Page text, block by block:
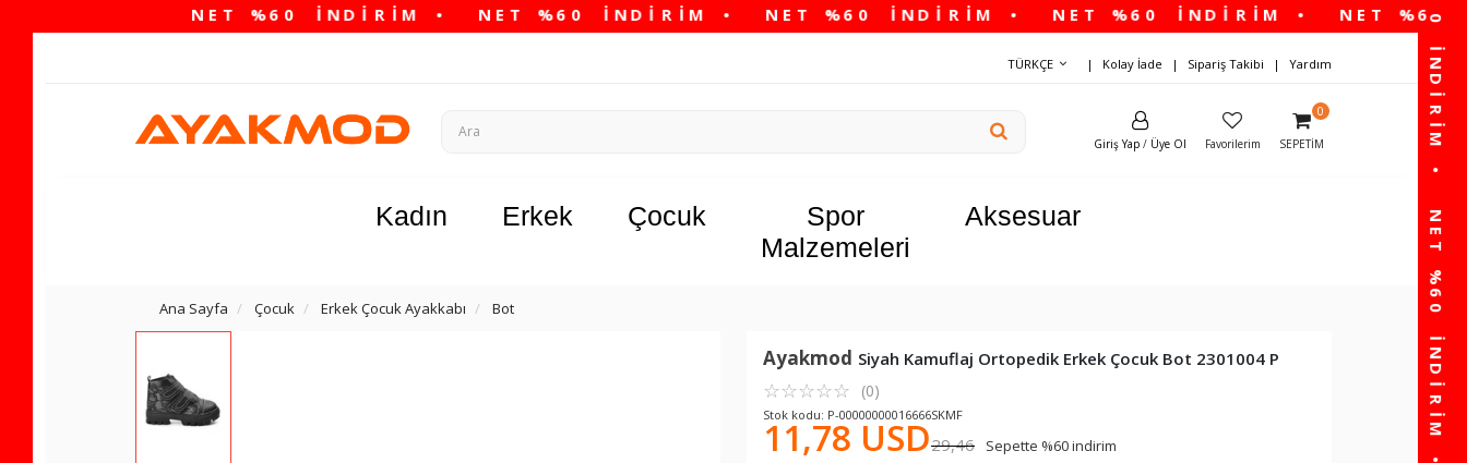
TÜRKÇE Kolay İade Sipariş Takibi Yardım
Giriş Yap / Üye Ol Favorilerim
0
SEPETIM
Kadın Erkek Çocuk
Spor
Malzemeleri
Aksesuar
Ana Sayfa Çocuk Erkek Çocuk Ayakkabı Bot
Ayakmod Siyah Kamuflaj Ortopedik Erkek Çocuk Bot 2301004 P
☆☆☆☆☆
★★★★★ (0)
Stok kodu: P-00000000016666SKMF
11,78 USD29,46 Sepette %60 indirim